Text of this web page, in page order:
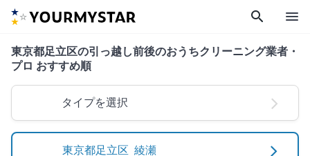
search menu
東京都足立区の引っ越し前後のおうちクリーニング業者・
プロ おすすめ順
タイプを選択
東京都足立区 綾瀬